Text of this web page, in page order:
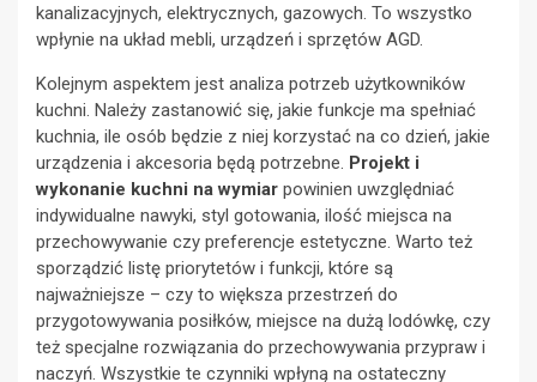
kanalizacyjnych, elektrycznych, gazowych. To wszystko
wpłynie na układ mebli, urządzeń i sprzętów AGD.
Kolejnym aspektem jest analiza potrzeb użytkowników
kuchni. Należy zastanowić się, jakie funkcje ma spełniać
kuchnia, ile osób będzie z niej korzystać na co dzień, jakie
urządzenia i akcesoria będą potrzebne. Projekt i
wykonanie kuchni na wymiar powinien uwzględniać
indywidualne nawyki, styl gotowania, ilość miejsca na
przechowywanie czy preferencje estetyczne. Warto też
sporządzić listę priorytetów i funkcji, które są
najważniejsze – czy to większa przestrzeń do
przygotowywania posiłków, miejsce na dużą lodówkę, czy
też specjalne rozwiązania do przechowywania przypraw i
naczyń. Wszystkie te czynniki wpłyną na ostateczny